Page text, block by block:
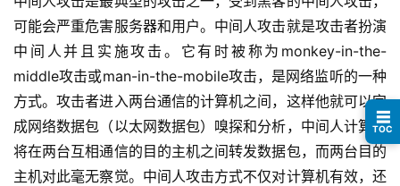
可能会严重危害服务器和用户。中间人攻击就是攻击者扮演
中间人并且实施攻击。它有时被称为monkey-in-the-
middle攻击或man-in-the-mobile攻击，是网络监听的一种
方式。攻击者进入两台通信的计算机之间，这样他就可以完
成网络数据包（以太网数据包）嗅探和分析，中间人计算机
将在两台互相通信的目的主机之间转发数据包，而两台目的
主机对此毫无察觉。中间人攻击方式不仅对计算机有效，还
☰
TOC